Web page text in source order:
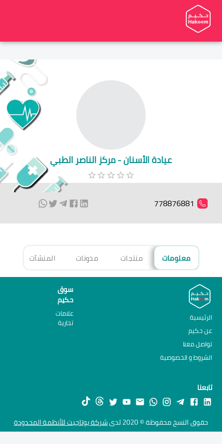
عيادة الأسنان - مركز الناصر الطبي
778876881
معلومات منتجات مدونات المنشآت
الرئيسية
عن حكيم
تواصل معنا
الشروط و الخصوصية
سوق
حكيم
علامات
تجارية
تابعنا
حقوق النسخ محفوظة © 2020 لدى شركة يوتاجيت للأنظمة المحدودة